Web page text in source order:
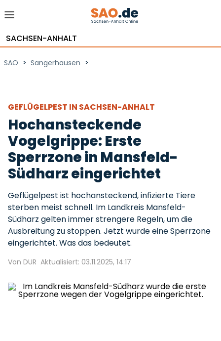
SACHSEN-ANHALT
SAO > Sangerhausen >
GEFLÜGELPEST IN SACHSEN-ANHALT
Hochansteckende
Vogelgrippe: Erste
Sperrzone in Mansfeld-
Südharz eingerichtet
Geflügelpest ist hochansteckend, infizierte Tiere
sterben meist schnell. Im Landkreis Mansfeld-
Südharz gelten immer strengere Regeln, um die
Ausbreitung zu stoppen. Jetzt wurde eine Sperrzone
eingerichtet. Was das bedeutet.
Von DUR Aktualisiert: 03.11.2025, 14:17